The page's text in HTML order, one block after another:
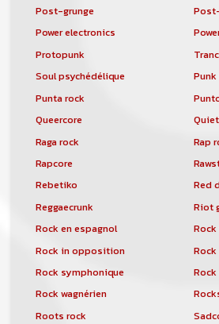
Post-grunge
Power electronics
Protopunk
Soul psychédélique
Punta rock
Queercore
Raga rock
Rap
Rapcore
Rebetiko
Red
Reggaecrunk
Riot
Rock en espagnol
Rock in opposition
Rock symphonique
Rock wagnérien
Roots rock